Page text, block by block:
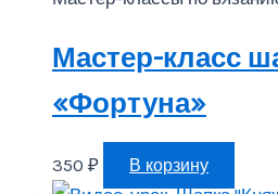
Мастер-класс
«Фортуна»
350 ₽ В корзину